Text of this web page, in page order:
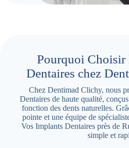
Pourquoi Choisir
Dentaires chez
Chez Dentimad Clichy, nous
Dentaires de haute qualité,
fonction des dents naturelles.
pointe et une équipe de
Vos Implants Dentaires près de
simple et